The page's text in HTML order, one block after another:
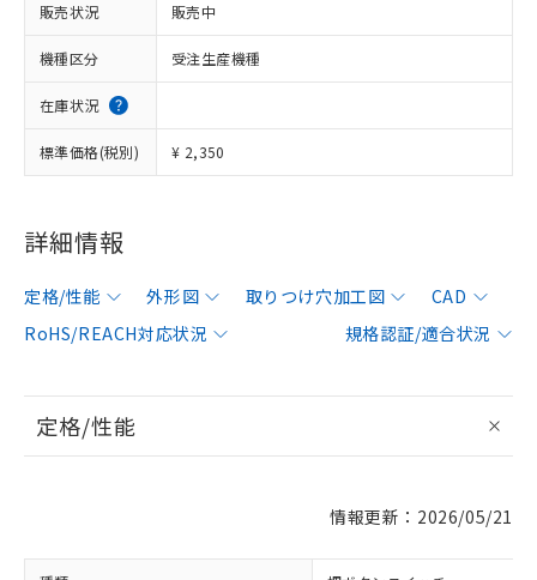
販売状況 販売中
機種区分 受注生産機種
在庫状況
標準価格(税別) ¥ 2,350
詳細情報
定格/性能 外形図 取りつけ穴加工図
CAD
RoHS/REACH対応状況
規格認証/適合状況
定格/性能
情報更新：2026/05/21